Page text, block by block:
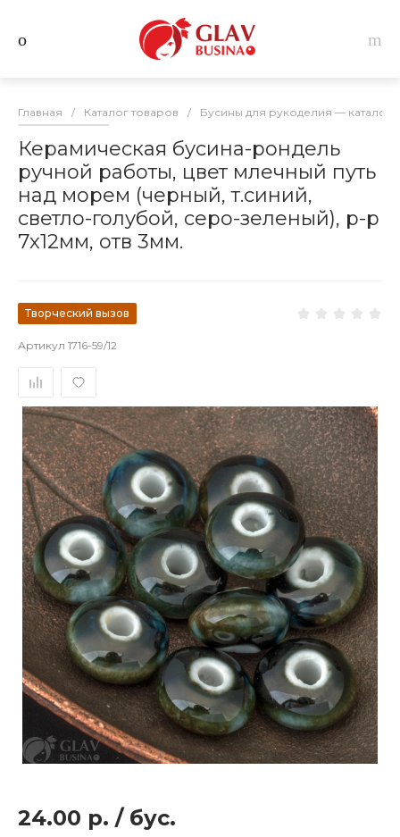
Главная / Каталог товаров / Бусины для рукоделия — каталог
Керамическая бусина-рондель
ручной работы, цвет млечный путь
над морем (черный, т.синий,
светло-голубой, серо-зеленый), р-р
7х12мм, отв 3мм.
Творческий вызов
Артикул 1716-59/12
24.00 р. / бус.